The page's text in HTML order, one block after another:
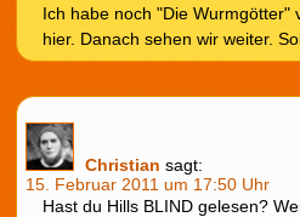
Ich habe noch "Die Wurmgötter"
hier. Danach sehen wir weiter.
Christian sagt:
15. Februar 2011 um 17:50 Uhr
Hast du Hills BLIND gelesen?